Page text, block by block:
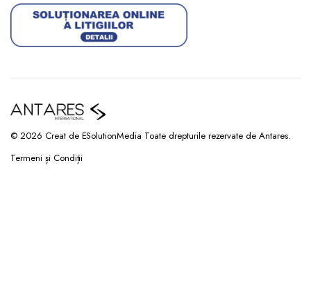
© 2026 Creat de ESolutionMedia Toate drepturile rezervate de Antares.
Termeni și Condiții